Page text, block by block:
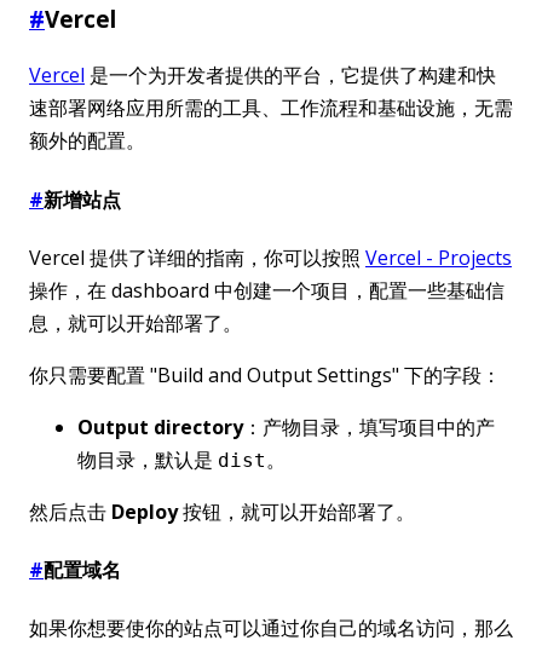
#Vercel
Vercel 是一个为开发者提供的平台，它提供了构建和快
速部署网络应用所需的工具、工作流程和基础设施，无需
额外的配置。
#新增站点
Vercel 提供了详细的指南，你可以按照 Vercel - Projects
操作，在 dashboard 中创建一个项目，配置一些基础信
息，就可以开始部署了。
你只需要配置 "Build and Output Settings" 下的字段：
Output directory：产物目录，填写项目中的产
物目录，默认是 dist。
然后点击 Deploy按钮，就可以开始部署了。
#配置域名
如果你想要使你的站点可以通过你自己的域名访问，那么